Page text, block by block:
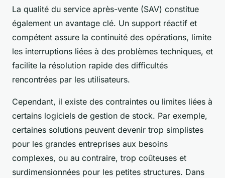
La qualité du service après-vente (SAV) constitue
également un avantage clé. Un support réactif et
compétent assure la continuité des opérations, limite
les interruptions liées à des problèmes techniques, et
facilite la résolution rapide des difficultés
rencontrées par les utilisateurs.
Cependant, il existe des contraintes ou limites liées à
certains logiciels de gestion de stock. Par exemple,
certaines solutions peuvent devenir trop simplistes
pour les grandes entreprises aux besoins
complexes, ou au contraire, trop coûteuses et
surdimensionnées pour les petites structures. Dans